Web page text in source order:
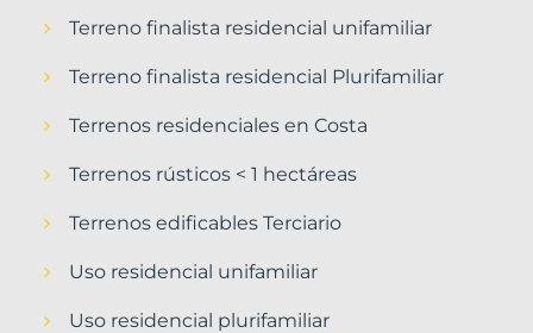
Terreno finalista residencial unifamiliar
Terreno finalista residencial Plurifamiliar
Terrenos residenciales en Costa
Terrenos rústicos < 1 hectáreas
Terrenos edificables Terciario
Uso residencial unifamiliar
Uso residencial plurifamiliar